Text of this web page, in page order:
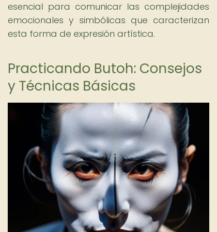
esencial para comunicar las complejidades
emocionales y simbólicas que caracterizan
esta forma de expresión artística.
Practicando Butoh: Consejos
y Técnicas Básicas